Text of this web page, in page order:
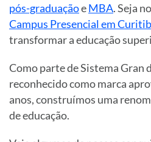
pós-graduaçãoeMBA. Seja
Campus Presencial em
transformar a educação
Como parte de Sistema Gran
reconhecido como marca
anos, construímos uma
de educação.